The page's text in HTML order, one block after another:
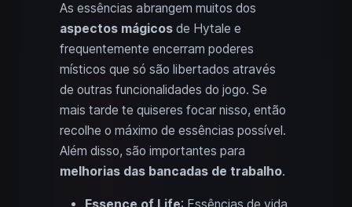
As essências abrangem muitos dos
aspectos mágicos de Hytale e
frequentemente encerram poderes
místicos que só são libertados através
de outras funcionalidades do jogo. Se
mais tarde te quiseres focar nisso, então
recolhe o máximo de essências possível.
Além disso, são importantes para
melhorias das bancadas de trabalho.